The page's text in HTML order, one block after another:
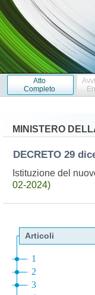
Atto
Completo
MINISTERO
DECRETO 29
Istituzione del
02-2024)